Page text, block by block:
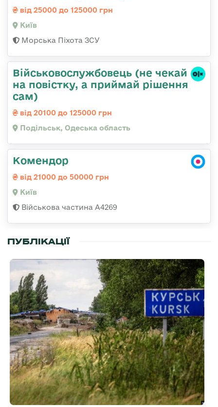
від 25000 до 125000 грн
Київ
Морська Піхота ЗСУ
Військовослужбовець (не чекай
на повістку, а приймай рішення
сам)
від 20100 до 125000 грн
Подільськ, Одеська область
Комендор
від 21000 до 50000 грн
Київ
Військова частина А4269
ПУБЛІКАЦІЇ